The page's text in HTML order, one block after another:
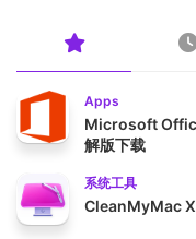
Apps
Microsoft
解版下载
系统工具
CleanMyMac